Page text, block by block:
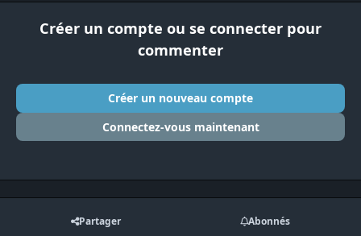
Créer un compte ou se connecter pour
commenter
Créer un nouveau compte
Connectez-vous maintenant
Partager Abonnés